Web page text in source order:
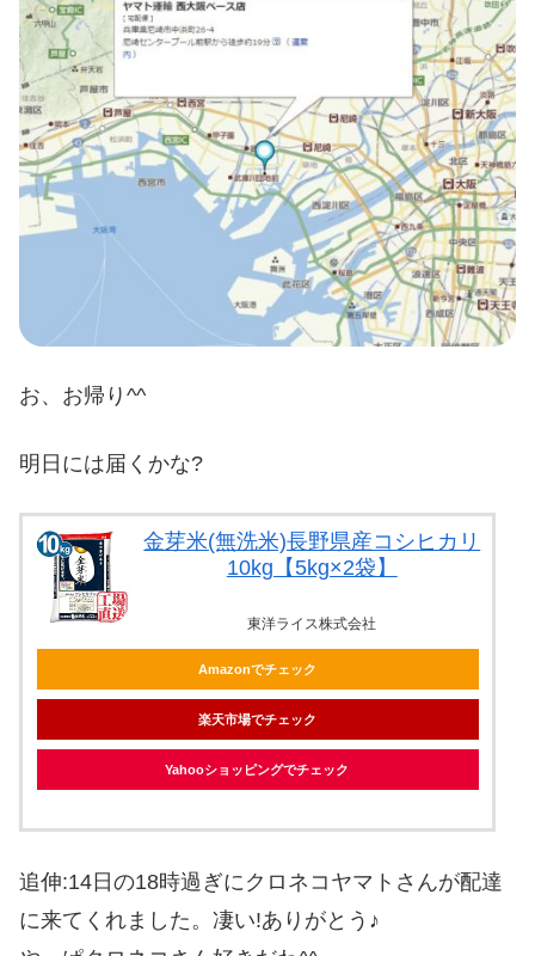
お、お帰り^^
明日には届くかな?
金芽米(無洗米)長野県産コシヒカリ
10kg【5kg×2袋】
東洋ライス株式会社
Amazonでチェック
楽天市場でチェック
Yahooショッピングでチェック
追伸:14日の18時過ぎにクロネコヤマトさんが配達
に来てくれました。凄い!ありがとう♪